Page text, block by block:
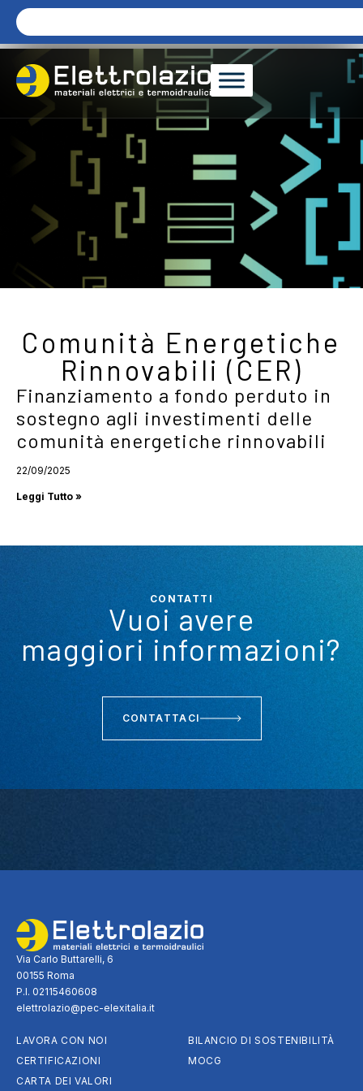
Comunità Energetiche
Rinnovabili (CER)
Finanziamento a fondo perduto in
sostegno agli investimenti delle
comunità energetiche rinnovabili
22/09/2025
Leggi Tutto »
CONTATTI
Vuoi avere
maggiori informazioni?
CONTATTACI
Via Carlo Buttarelli, 6
00155 Roma
P.I. 02115460608
elettrolazio@pec-elexitalia.it
LAVORA CON NOI
CERTIFICAZIONI
CARTA DEI VALORI
BILANCIO DI SOSTENIBILITÀ
MOCG